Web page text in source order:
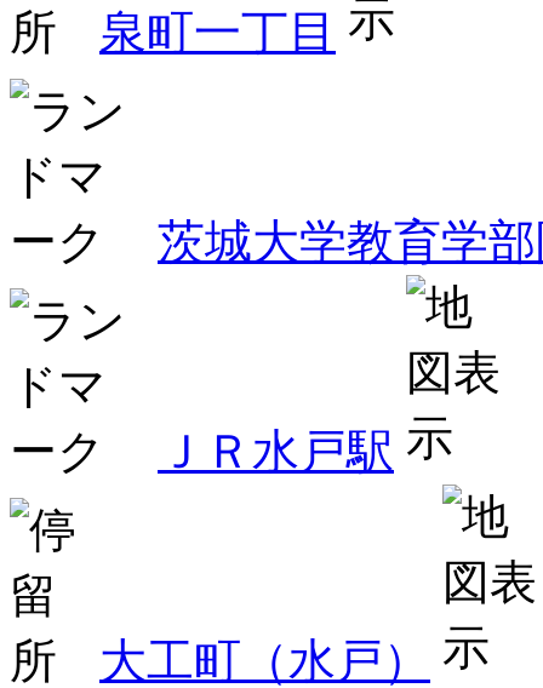
泉町一丁目
茨城大学教育学
ＪＲ水戸駅
大工町（水戸）